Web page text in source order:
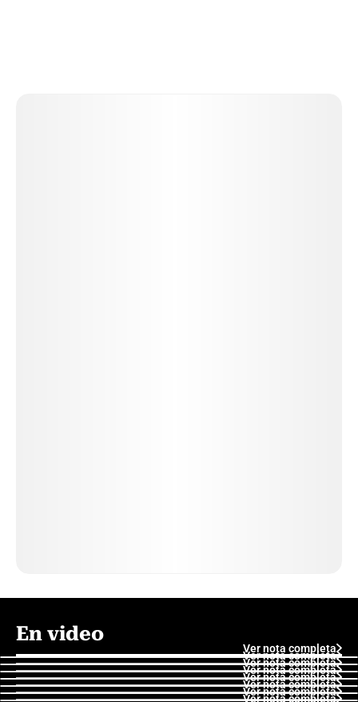
En video
Ver nota completa
Ver nota completa
Ver nota completa
Ver nota completa
Ver nota completa
Ver nota completa
Ver nota completa
Ver nota completa